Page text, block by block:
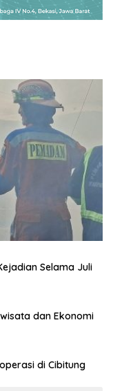
Selama Juli
dan Ekonomi
di Cibitung